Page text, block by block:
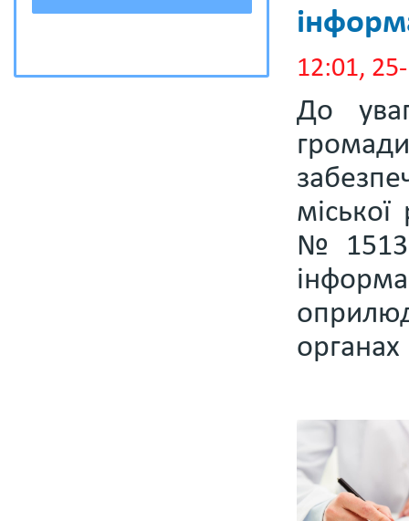
12:01,
До
№
органах